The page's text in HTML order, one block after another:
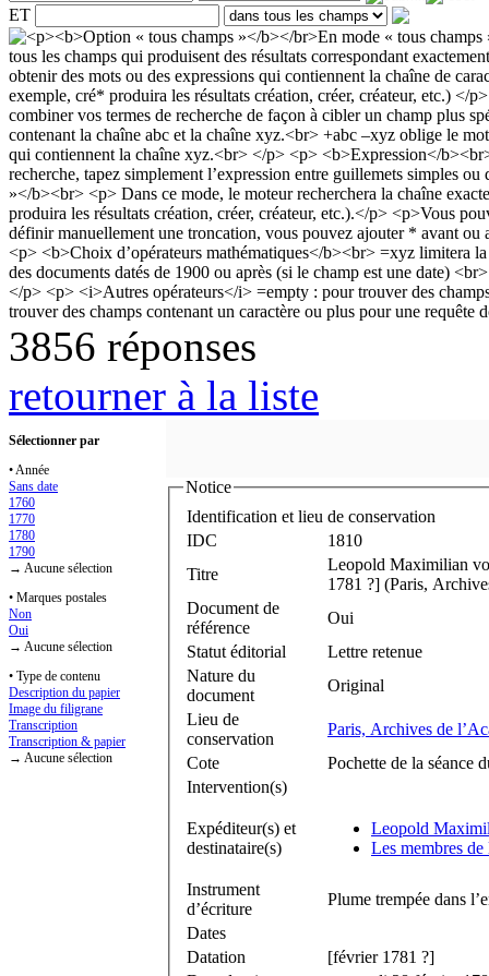
ET
3856 réponses
retourner à la liste
Sélectionner par
• Année
Sans date
1760
1770
1780
1790
→ Aucune sélection
• Marques postales
Non
Oui
→ Aucune sélection
• Type de contenu
Description du papier
Image du filigrane
Transcription
Transcription & papier
→ Aucune sélection
Notice
Identification et lieu de conservation
IDC
1810
Titre
Leopold Maximilian
1781 ?] (Paris,
Document de
référence
Oui
Statut éditorial
Lettre retenue
Nature du
document
Original
Lieu de
conservation
Paris, Archives de
Cote
Pochette de la séance
Intervention(s)
Expéditeur(s) et
destinataire(s)
Leopold
Les membres
Instrument
d’écriture
Plume trempée dans
Dates
Datation
[février 1781 ?]